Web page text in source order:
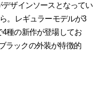
デザインソースとなってい
。レギュラーモデルが3
種の新作が登場してお
ラックの外装が特徴的